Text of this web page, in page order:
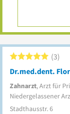
Dr.med.dent.
Zahnarzt, Arzt für
Niedergelassener
3
Stadthausstr. 6